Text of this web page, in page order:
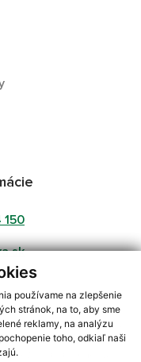
používame na zlepšenie
stránok, na to, aby sme
reklamy, na analýzu
toho, odkiaľ naši
150
s využitím RSS
Mapa stránok,web portál
,registrácia domény